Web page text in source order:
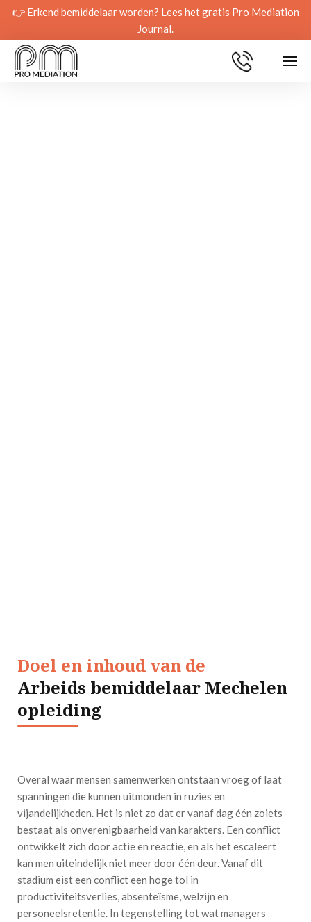
👉 Erkend bemiddelaar worden? Lees het gratis Pro Mediation
Journal.
Doel en inhoud van de
Arbeids bemiddelaar Mechelen
opleiding
Overal waar mensen samenwerken ontstaan vroeg of laat
spanningen die kunnen uitmonden in ruzies en
vijandelijkheden. Het is niet zo dat er vanaf dag één zoiets
bestaat als onverenigbaarheid van karakters. Een conflict
ontwikkelt zich door actie en reactie, en als het escaleert
kan men uiteindelijk niet meer door één deur. Vanaf dit
stadium eist een conflict een hoge tol in
productiviteitsverlies, absenteïsme, welzijn en
personeelsretentie. In tegenstelling tot wat managers